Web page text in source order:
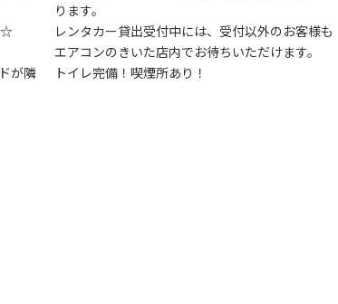
☆
が隣
ります。
レンタカー貸出受付中には、受付以外のお客様も
エアコンのきいた店内でお待ちいただけます。
トイレ完備！喫煙所あり！